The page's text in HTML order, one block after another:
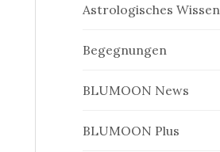
Astrologisches Wissen
Begegnungen
BLUMOON News
BLUMOON Plus